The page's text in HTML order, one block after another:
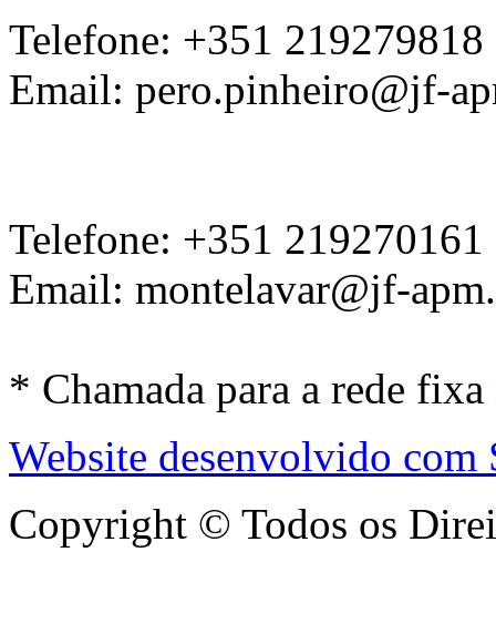
Telefone: +351
Email: pero.pinheiro@jf-
Telefone: +351
Email: montelavar@jf-
* Chamada para a rede
Website desenvolvido
Copyright © Todos os